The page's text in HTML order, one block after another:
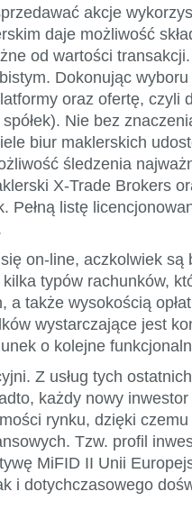
akcje
daje możliwość
od wartości
Dokonując
oraz ofertę, czyli
Nie bez
biur maklerskich
śledzenia
X-Trade Brokers
listę
on-line, aczkolwiek są
typów rachunków,
także wysokością
wystarczające jest
o kolejne
Z usług tych
każdy nowy inwestor
rynku, dzięki
Tzw. profil
MiFID II Unii
i dotychczasowego